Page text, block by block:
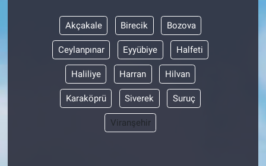
Akçakale Birecik Bozova
Ceylanpınar Eyyübiye Halfeti
Haliliye Harran Hilvan
Karaköprü Siverek Suruç
Viranşehir